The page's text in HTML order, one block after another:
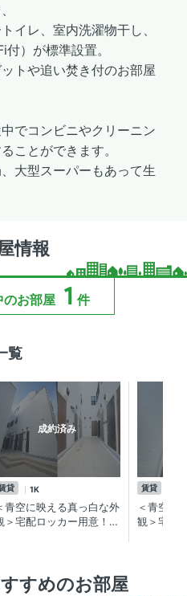
イレ、室内洗濯物干し、
）が標準設置。
トや追い焚き付のお部屋
でコンビニやクリーニン
ことができます。
大型スーパーもあって生
情報
のお部屋 1 件
覧
成約済み
貸 1K
青空に映える真っ白な外
＞宅配ロッカー用意！池
賃貸
＜青空に
観＞宅配
すめのお部屋